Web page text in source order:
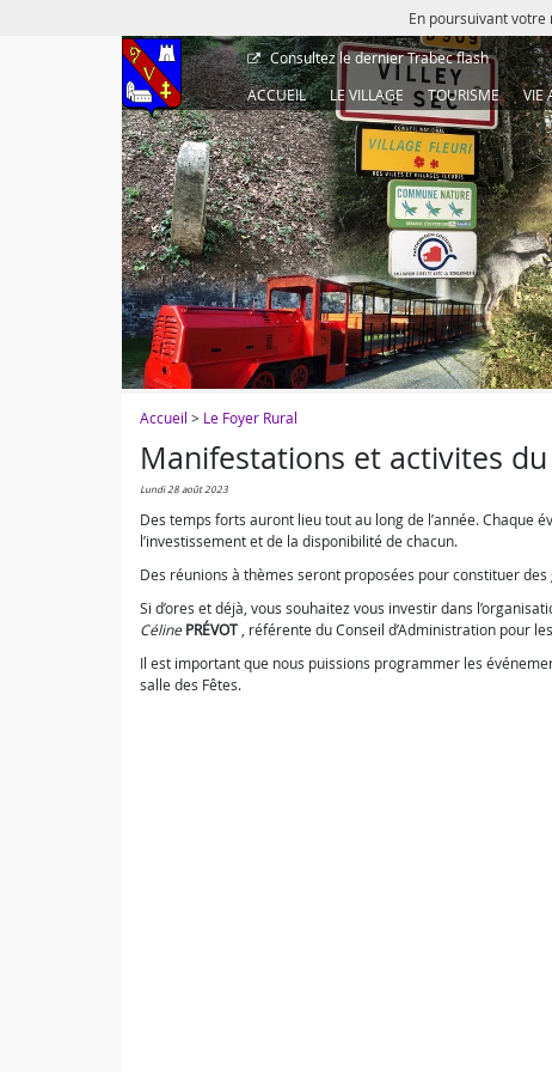
En poursuivant votre
Consultez le dernierTrabec flash
ACCUEIL
LE VILLAGE TOURISME VIE
Accueil > Le Foyer Rural
Manifestations et activites
lundi 28 août 2023
Des temps forts auront lieu tout au long de l’année. Chaque
l’investissement et de la disponibilité de chacun.
Des réunions à thèmes seront proposées pour constituer
Si d’ores et déjà, vous souhaitez vous investir dans
Céline PRÉVOT
, référente du Conseil d’Administration pour
Il est important que nous puissions programmer les
salle des Fêtes.